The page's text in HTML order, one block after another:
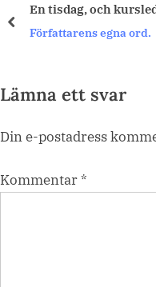
En tisdag, och
Författarens egna ord.
prev
Lämna ett svar
Din e-postadress
Kommentar*